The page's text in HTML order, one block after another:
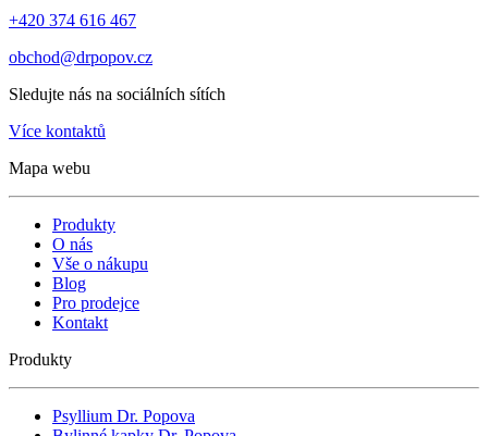
+420 374 616 467
obchod@drpopov.cz
Sledujte nás na sociálních sítích
Více kontaktů
Mapa webu
Produkty
O nás
Vše o nákupu
Blog
Pro prodejce
Kontakt
Produkty
Psyllium Dr. Popova